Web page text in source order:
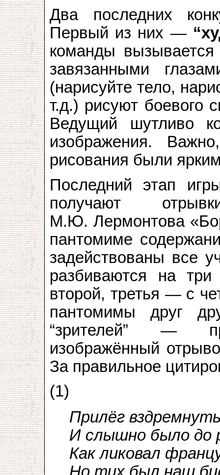
Два последних
Первый из них —
команды
завязанными
(нарисуйте тело,
т.д.) рисуют боевого
Ведущий шутливо
изображения.
рисования были
Последний этап
получают
М.Ю. Лермонтова
пантомиме
задействованы все
разбиваются на
второй, третья — с
пантомимы друг
“зрителей” —
изображённый
За правильное
(1)
Прилёг
И слышно было до
Как ликовал